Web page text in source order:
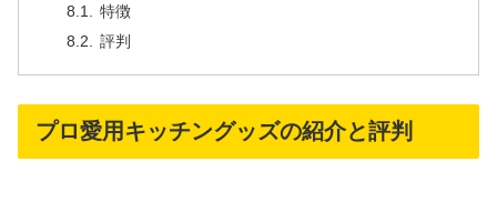
特徴
評判
プロ愛用キッチングッズの紹介と評判